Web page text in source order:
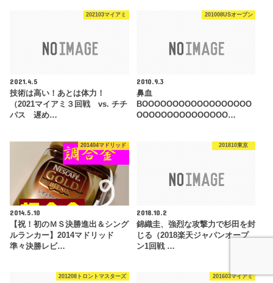
202103マイアミ
2021.4.5
技術は高い！あとは体力！
（2021マイアミ３回戦 vs. チチ
パス 遅め…
201008USオープン
2010.9.3
鼻血
BOOOOOOOOOOOOOOOOOO
OOOOOOOOOOOOOOO…
201404マドリッド
2014.5.10
【祝！初のＭＳ決勝進出＆シング
ルランカー】2014マドリッド
準々決勝レビ…
201810東京
2018.10.2
錦織圭、強烈な攻撃力で杉田を封
じる（2018楽天ジャパンオープ
ン1回戦 …
201208トロントマスターズ 201603マイアミ